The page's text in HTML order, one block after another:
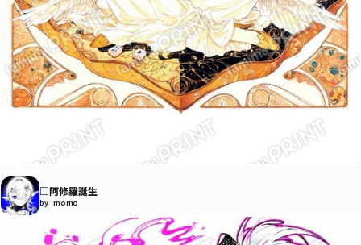
□阿修羅誕生
by momo